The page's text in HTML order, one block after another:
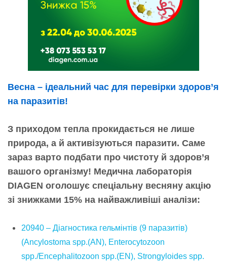
Весна – ідеальний час для перевірки здоров’я
на паразитів!
З приходом тепла прокидається не лише
природа, а й активізуються паразити. Саме
зараз варто подбати про чистоту й здоров’я
вашого організму! Медична лабораторія
DIAGEN оголошує спеціальну весняну акцію
зі знижками 15% на найважливіші аналізи:
20940 – Діагностика гельмінтів (9 паразитів)
(Ancylostoma spp.(AN), Enterocytozoon
spp./Encephalitozoon spp.(EN), Strongyloides spp.